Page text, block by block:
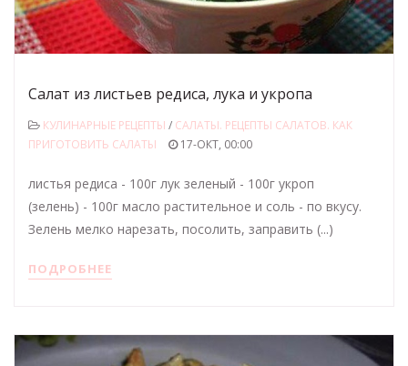
Салат из листьев редиса, лука и укропа
КУЛИНАРНЫЕ РЕЦЕПТЫ / САЛАТЫ. РЕЦЕПТЫ САЛАТОВ. КАК
ПРИГОТОВИТЬ САЛАТЫ
17-ОКТ, 00:00
листья редиса - 100г лук зеленый - 100г укроп
(зелень) - 100г масло растительное и соль - по вкусу.
Зелень мелко нарезать, посолить, заправить (...)
ПОДРОБНЕЕ